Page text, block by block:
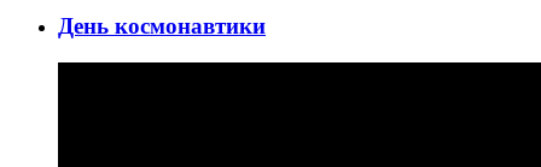
День космонавтики